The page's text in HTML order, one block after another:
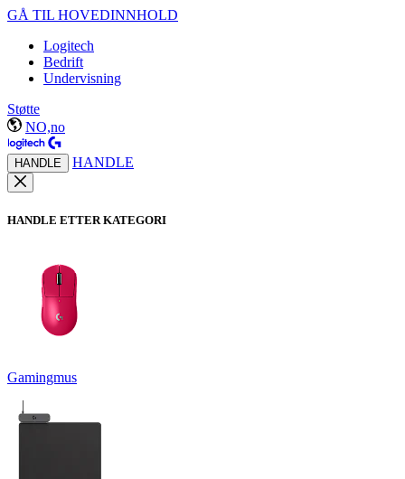
GÅ TIL HOVEDINNHOLD
Logitech
Bedrift
Undervisning
Støtte
NO,no
HANDLE HANDLE
HANDLE ETTER KATEGORI
Gamingmus